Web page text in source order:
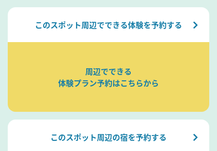
このスポット周辺でできる体験を予約する
周辺でできる
体験プラン予約はこちらから
このスポット周辺の宿を予約する